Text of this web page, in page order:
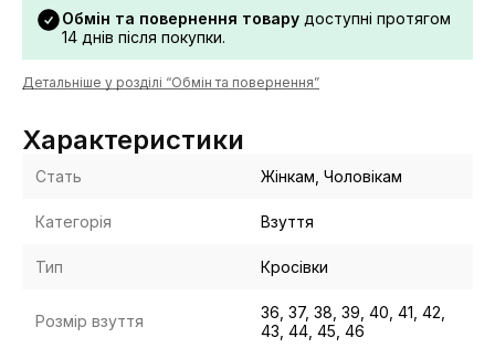
Обмін та повернення товару доступні протягом
14 днів після покупки.
Детальніше у розділі “Обмін та повернення”
Характеристики
Стать Жінкам, Чоловікам
Категорія Взуття
Тип Кросівки
Розмір взуття
36, 37, 38, 39, 40, 41, 42,
43, 44, 45, 46